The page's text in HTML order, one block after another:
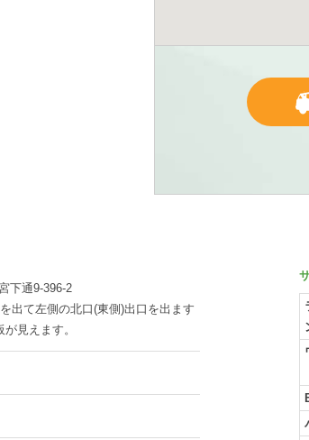
下通9-396-2
出て左側の北口(東側)出口を出ます
見えます。